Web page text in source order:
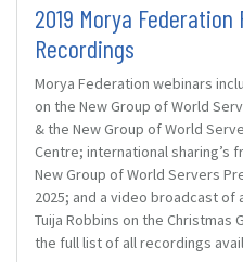
2019 Morya
Recordings
Morya Federation webinars
on the New Group of World
& the New Group of World
Centre; international sharing’s
New Group of World Servers
2025; and a video broadcast
Tuija Robbins on the Christmas
the full list of all recordings